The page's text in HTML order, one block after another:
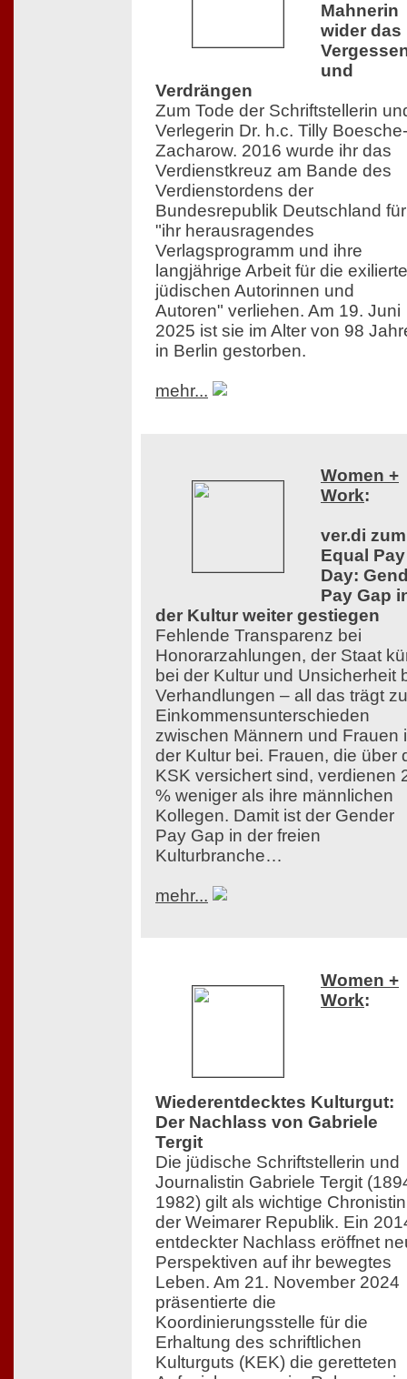
Mahnerin
wider das
und
Verdrängen
Zum Tode der Schriftstellerin
Verlegerin Dr. h.c. Tilly Boesche-
Zacharow. 2016 wurde ihr das
Verdienstkreuz am Bande des
Verdienstordens der
Bundesrepublik Deutschland für
"ihr herausragendes
Verlagsprogramm und ihre
langjährige Arbeit für die
jüdischen Autorinnen und
Autoren" verliehen. Am 19. Juni
2025 ist sie im Alter von 98
in Berlin gestorben.
mehr...
Women +
Work:
ver.di zum
Equal Pay
Day:
Pay Gap
der Kultur weiter gestiegen
Fehlende Transparenz bei
Honorarzahlungen, der Staat
bei der Kultur und Unsicherheit
Verhandlungen – all das trägt zu
Einkommensunterschieden
zwischen Männern und Frauen
der Kultur bei. Frauen, die über
KSK versichert sind, verdienen
% weniger als ihre männlichen
Kollegen. Damit ist der Gender
Pay Gap in der freien
Kulturbranche…
mehr...
Women +
Work:
Wiederentdecktes Kulturgut:
Der Nachlass von Gabriele
Tergit
Die jüdische Schriftstellerin und
Journalistin Gabriele Tergit
1982) gilt als wichtige Chronistin
der Weimarer Republik. Ein
entdeckter Nachlass eröffnet
Perspektiven auf ihr bewegtes
Leben. Am 21. November 2024
präsentierte die
Koordinierungsstelle für die
Erhaltung des schriftlichen
Kulturguts (KEK) die geretteten